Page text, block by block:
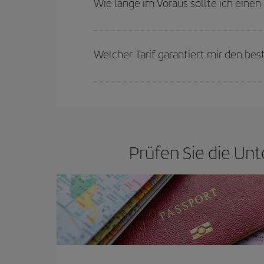
günstigsten Preisen wählen.
günstigsten (Economy-)Tarife verfügbar oder
Welcher Tarif garantiert mir den
Prüfen Sie die